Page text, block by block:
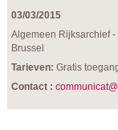
03/03/2015
Algemeen Rijksarchief
Brussel
Tarieven: Gratis
Contact :